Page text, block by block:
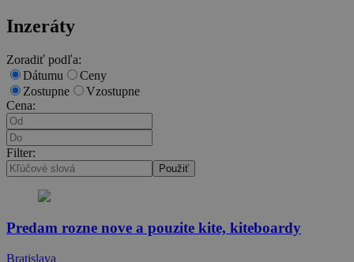
Inzeráty
Zoradiť podľa:
Dátumu
Ceny
Zostupne
Vzostupne
Cena:
Filter:
Použiť
Predam rozne nove a pouzite kite, kiteboardy
Bratislava